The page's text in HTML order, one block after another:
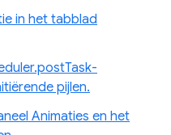
in het tabblad
pijlen.
Animaties en het